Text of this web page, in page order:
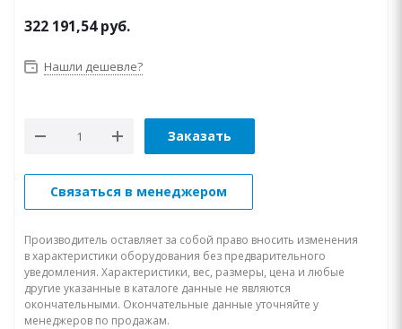
322 191,54руб.
Нашли дешевле?
Заказать
Связаться в менеджером
Производитель оставляет за собой право вносить изменения
в характеристики оборудования без предварительного
уведомления. Характеристики, вес, размеры, цена и любые
другие указанные в каталоге данные не являются
окончательными. Окончательные данные уточняйте у
менеджеров по продажам.